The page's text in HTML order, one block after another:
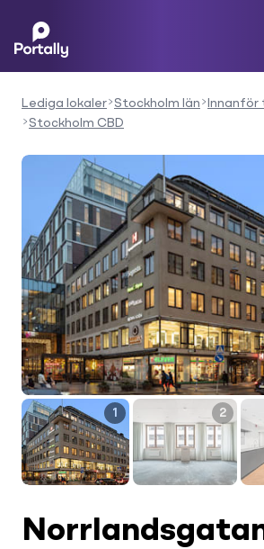
Lediga lokaler Stockholm län Innanför
Stockholm CBD
1 2